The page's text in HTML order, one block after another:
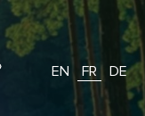
EN FR DE